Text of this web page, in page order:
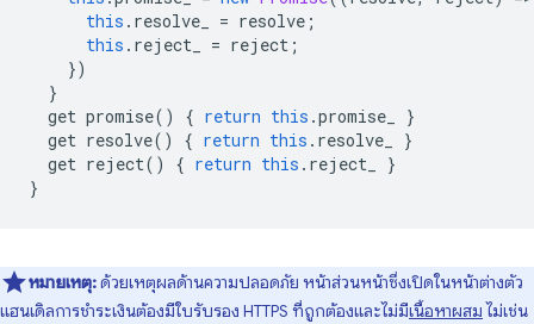
this . resolve_ = resolve ;
this . reject_ = reject ;
})
}
get promise() { return this .promise_
}
get resolve() { return this . resolve_
}
get reject() { return this . reject_
}
}
หมายเหตุ:ด้วยเหตุผลด้านความปลอดภัย หน้าส่วนหน้าซึ่งเปิดในหน้าต่างตัว
แฮนเดิลการชำระเงินต้องมีใบรับรอง HTTPS ที่ถูกต้องและไม่มีเนื้อหาผสม ไม่เช่น